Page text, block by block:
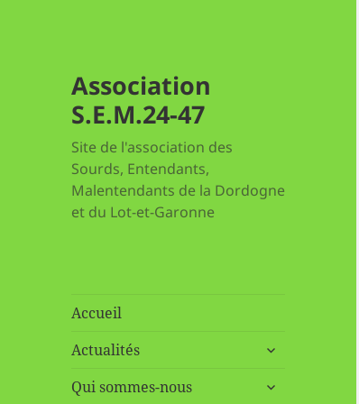
Association
S.E.M.24-47
Site de l'association des
Sourds, Entendants,
Malentendants de la Dordogne
et du Lot-et-Garonne
Accueil
Actualités
ouvrir
sous-
Qui sommes-nous
ouvrir